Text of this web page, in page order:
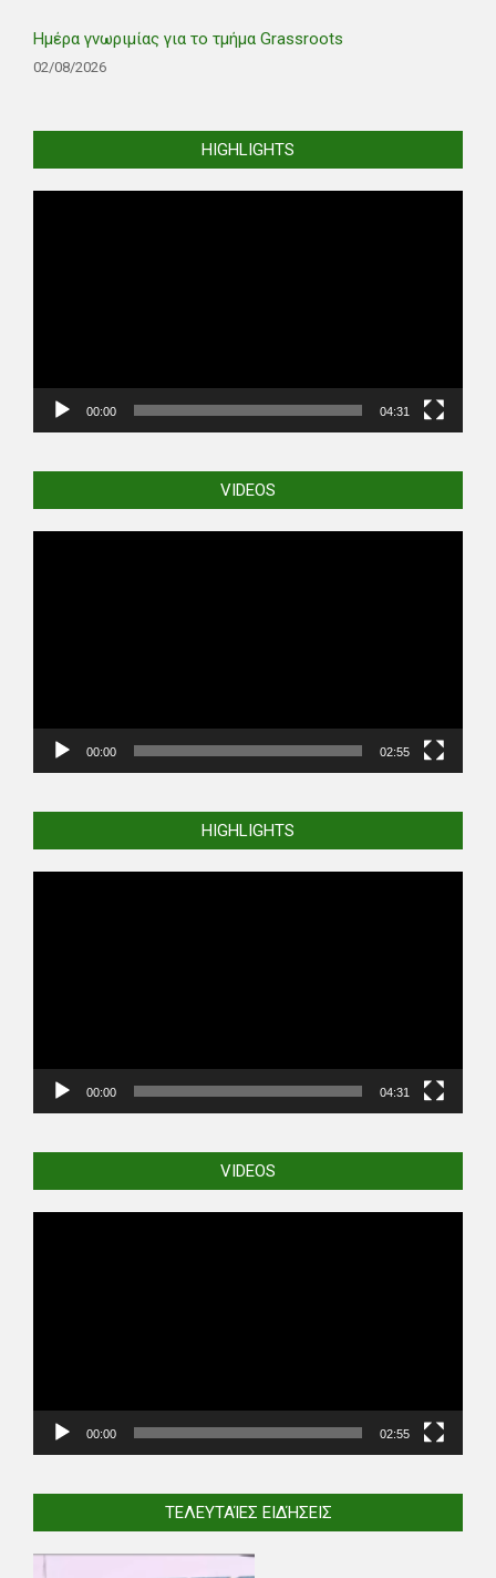
Ημέρα γνωριμίας για το τμήμα Grassroots
02/08/2026
HIGHLIGHTS
00:00 04:31
VIDEOS
00:00 02:55
HIGHLIGHTS
00:00 04:31
VIDEOS
00:00 02:55
ΤΕΛΕΥΤΑΊΕΣ ΕΙΔΉΣΕΙΣ